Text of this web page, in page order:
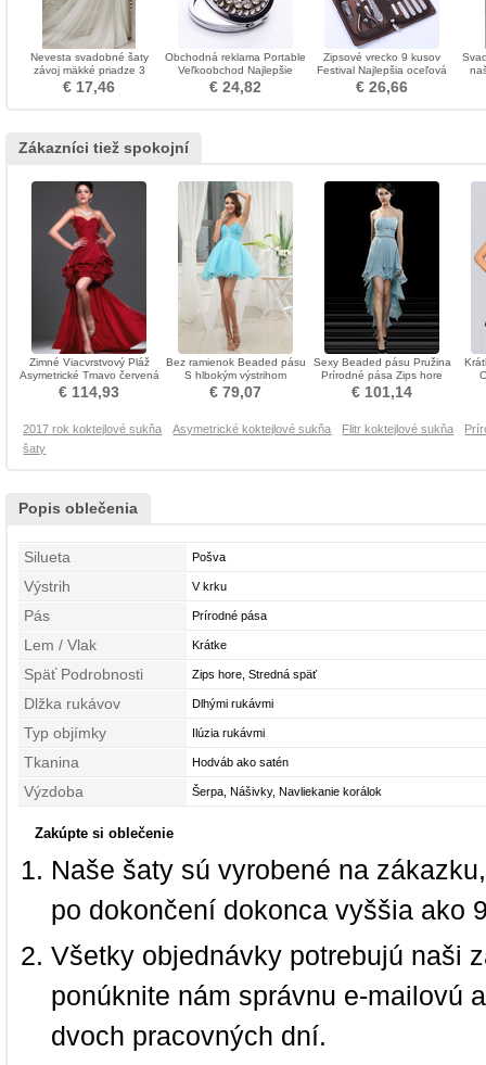
Nevesta svadobné šaty
závoj mäkké priadze 3
metre dlhé a dve vrstvy
mäkký závoj
€ 17,46
Obchodná reklama Portable
Veľkoobchod Najlepšie
kovové skladacie ozdoba
€ 24,82
Zipsové vrecko 9 kusov
Festival Najlepšia oceľová
kožená púzdra PU ozdoba
€ 26,66
Zákazníci tiež spokojní
Zimné Viacvrstvový Pláž
Asymetrické Tmavo červená
Koktejlové šaty
€ 114,93
Bez ramienok Beaded pásu
S hlbokým výstrihom
Cocktail obleko
€ 79,07
Sexy Beaded pásu Pružina
Prírodné pása Zips hore
Koktejlové šaty
€ 101,14
2017 rok koktejlové sukňa Asymetrické koktejlové sukňa Flitr koktejlové sukňa
šaty
Popis oblečenia
Silueta Pošva
Výstrih V krku
Pás Prírodné pása
Lem / Vlak Krátke
Späť Podrobnosti Zips hore, Stredná späť
Dlžka rukávov Dlhými rukávmi
Typ objímky Ilúzia rukávmi
Tkanina Hodváb ako satén
Výzdoba Šerpa, Nášivky, Navliekanie korálok
Zakúpte si oblečenie
Naše šaty sú vyrobené na
po dokončení dokonca vyššia ako
Všetky objednávky potrebujú naši
ponúknite nám správnu e-mailovú
dvoch pracovných dní.